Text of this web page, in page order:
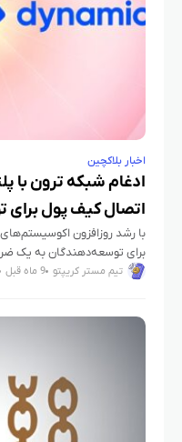
اخبار بلاکچین
ادغام شبکه ترون با
اتصال کیف‌ پول
با رشد روزافزون
برای توسعه‌دهندگان به یک
تیم مستر کریپتو 9 ماه قبل